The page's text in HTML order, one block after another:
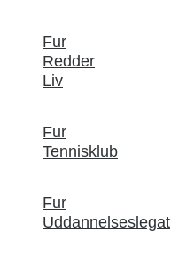
Fur
Redder
Liv
Fur
Tennisklub
Fur
Uddannelseslegat